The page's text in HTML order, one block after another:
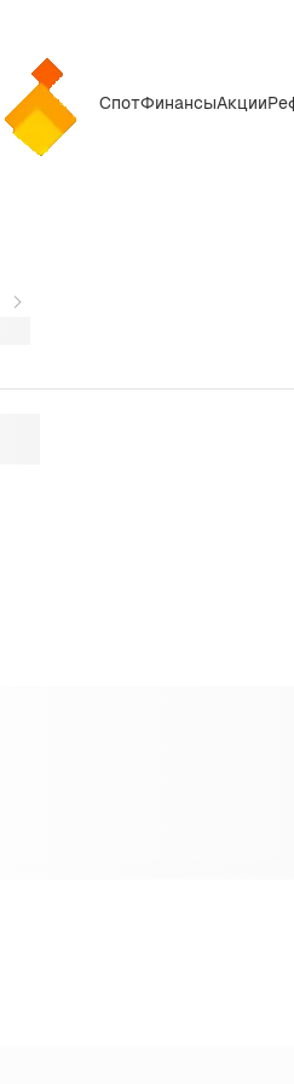
СпотФинансыАкции